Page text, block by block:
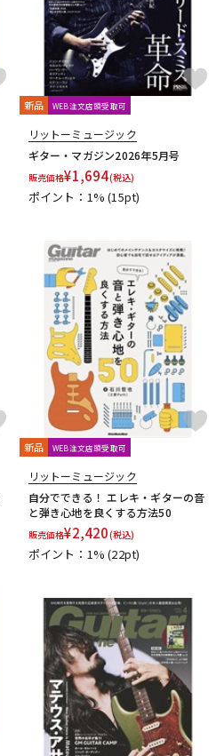
新品 WEB注文店頭受取可
リットーミュージック
ギター・マガジン2026年5月号
販売価格¥1,694(税込)
ポイント：1%(15pt)
新品 WEB注文店頭受取可
リットーミュージック
自分でできる！ エレキ・ギターの音
と弾き心地を良くする方法50
販売価格¥2,420(税込)
ポイント：1%(22pt)